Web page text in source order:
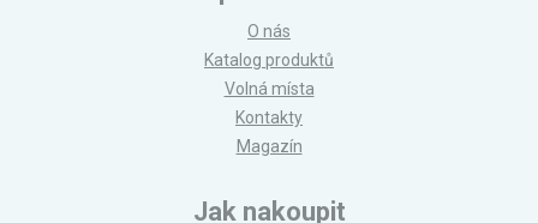
O nás
Katalog produktů
Volná místa
Kontakty
Magazín
Jak nakoupit